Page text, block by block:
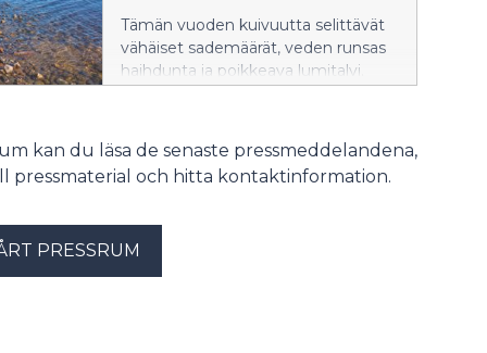
järviä 20–30 cm.
Tämän vuoden kuivuutta selittävät
vähäiset sademäärät, veden runsas
haihdunta ja poikkeava lumitalvi.
Suomessa.
kan du läsa de senaste pressmeddelandena,
pressmaterial och hitta kontaktinformation.
PRESSRUM